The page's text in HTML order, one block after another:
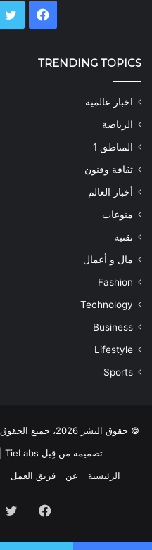
فيسبوك
TRENDING TOPICS
اخبار عالمية
الرياضة
المناطق 1
ثقافة وفنون
أخبار العالم
منوعات
تقنية
مال و أعمال
Fashion
Technology
Business
Lifestyle
Sports
© حقوق النشر 2026، جميع الحقوق محفوظة |
تصميمه من قِبل TieLabs
الرئيسية
عن فريق العمل
فيسبوك